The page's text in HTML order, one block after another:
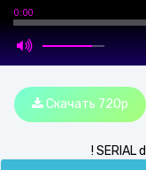
0:00
Скачать 720p
! SERIAL